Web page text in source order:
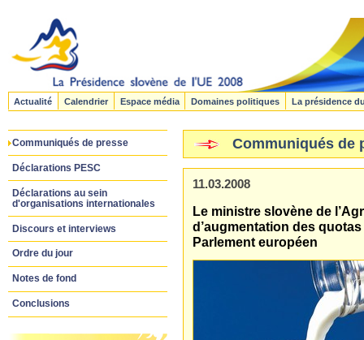
Actualité Calendrier Espace média Domaines politiques La présidence
Communiqués de presse
Déclarations PESC
Déclarations au sein
d'organisations internationales
Discours et interviews
Ordre du jour
Notes de fond
Conclusions
Communiqués de
11.03.2008
Le ministre slovène de
d’augmentation des
Parlement européen